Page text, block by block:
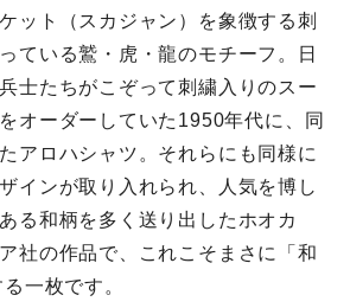
ット（スカジャン）を象徴する刺
ている鷲・虎・龍のモチーフ。日
士たちがこぞって刺繍入りのスー
オーダーしていた1950年代に、同
アロハシャツ。それらにも同様に
インが取り入れられ、人気を博し
る和柄を多く送り出したホオカ
社の作品で、これこそまさに「和
一枚です。